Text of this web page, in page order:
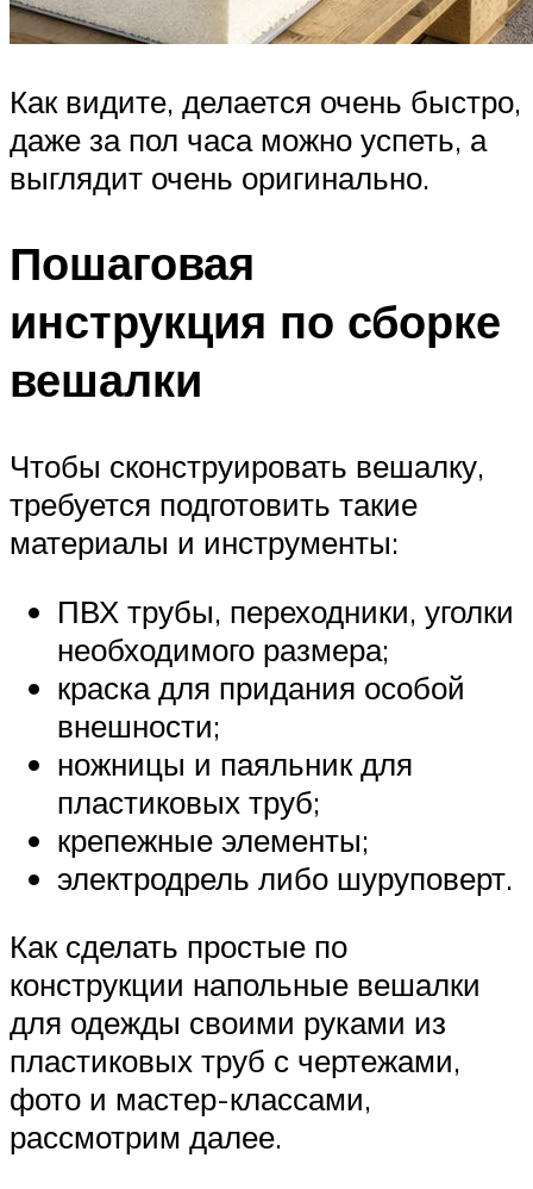
Как видите, делается очень быстро,
даже за пол часа можно успеть, а
выглядит очень оригинально.
Пошаговая
инструкция по сборке
вешалки
Чтобы сконструировать вешалку,
требуется подготовить такие
материалы и инструменты:
ПВХ трубы, переходники, уголки
необходимого размера;
краска для придания особой
внешности;
ножницы и паяльник для
пластиковых труб;
крепежные элементы;
электродрель либо шуруповерт.
Как сделать простые по
конструкции напольные вешалки
для одежды своими руками из
пластиковых труб с чертежами,
фото и мастер-классами,
рассмотрим далее.